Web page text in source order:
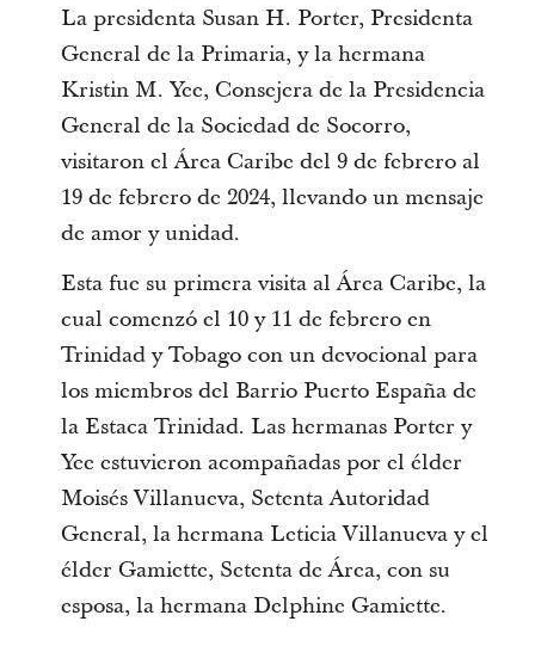
La presidenta Susan H. Porter, Presidenta
General de la Primaria, y la hermana
Kristin M. Yee, Consejera de la Presidencia
General de la Sociedad de Socorro,
visitaron el Área Caribe del 9 de febrero al
19 de febrero de 2024, llevando un mensaje
de amor y unidad.
Esta fue su primera visita al Área Caribe, la
cual comenzó el 10 y 11 de febrero en
Trinidad y Tobago con un devocional para
los miembros del Barrio Puerto España de
la Estaca Trinidad. Las hermanas Porter y
Yee estuvieron acompañadas por el élder
Moisés Villanueva, Setenta Autoridad
General, la hermana Leticia Villanueva y el
élder Gamiette, Setenta de Área, con su
esposa, la hermana Delphine Gamiette.